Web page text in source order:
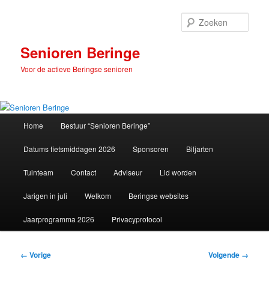
inhoudSenioren Beringe
Voor de actieve Beringse senioren
Home Bestuur “Senioren Beringe”
Datums fietsmiddagen 2026 Sponsoren Biljarten
Tuinteam Contact Adviseur Lid worden
Jarigen in juli Welkom Beringse websites
Jaarprogramma 2026 Privacyprotocol
Afbeeldingsnavigatie
← Vorige Volgende →